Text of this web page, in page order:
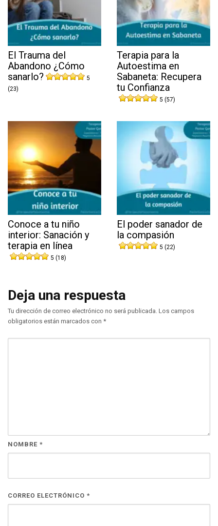
El Trauma del
Abandono ¿Cómo
sanarlo?
5
(23)
Terapia para la
Autoestima en
Sabaneta: Recupera
tu Confianza
5 (57)
Conoce a tu niño
interior: Sanación y
terapia en línea
5 (18)
El poder sanador de
la compasión
5 (22)
Deja una respuesta
Tu dirección de correo electrónico no será publicada. Los campos
obligatorios están marcados con *
NOMBRE *
CORREO ELECTRÓNICO *